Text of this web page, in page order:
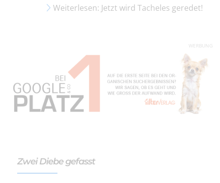
Weiterlesen: Jetzt wird Tacheles geredet!
WERBUNG
Zwei Diebe gefasst